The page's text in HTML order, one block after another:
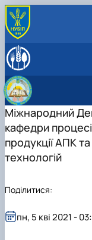
ПРО КАФЕДРУ
сторінки
ОСВІТНЯ
НАУКОВА
Міжнародний
кафедри
продукції АПК
технологій
пн, 5 кві 2021 -
Поділитися: